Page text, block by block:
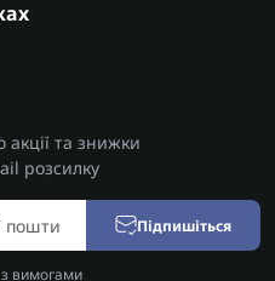
та знижки
розсилку
Підпишіться
з вимогами